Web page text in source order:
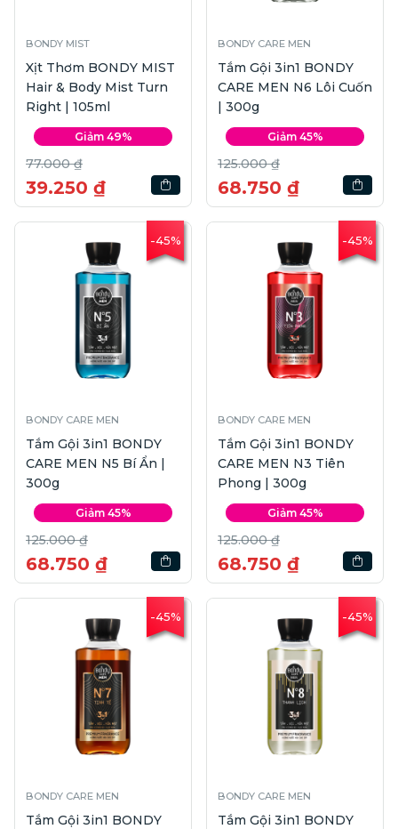
BONDY MIST
Xịt Thơm BONDY MIST
Hair & Body Mist Turn
Right | 105ml
Giảm 49%
77.000 ₫
39.250 ₫
BONDY CARE MEN
Tắm Gội 3in1 BONDY
CARE MEN N6 Lôi Cuốn
| 300g
Giảm 45%
125.000 ₫
68.750 ₫
-45%
BONDY CARE MEN
Tắm Gội 3in1 BONDY
CARE MEN N5 Bí Ẩn |
300g
Giảm 45%
125.000 ₫
68.750 ₫
-45%
BONDY CARE MEN
Tắm Gội 3in1 BONDY
CARE MEN N3 Tiên
Phong | 300g
Giảm 45%
125.000 ₫
68.750 ₫
-45%
BONDY CARE MEN
Tắm Gội 3in1 BONDY
-45%
BONDY CARE MEN
Tắm Gội 3in1 BONDY